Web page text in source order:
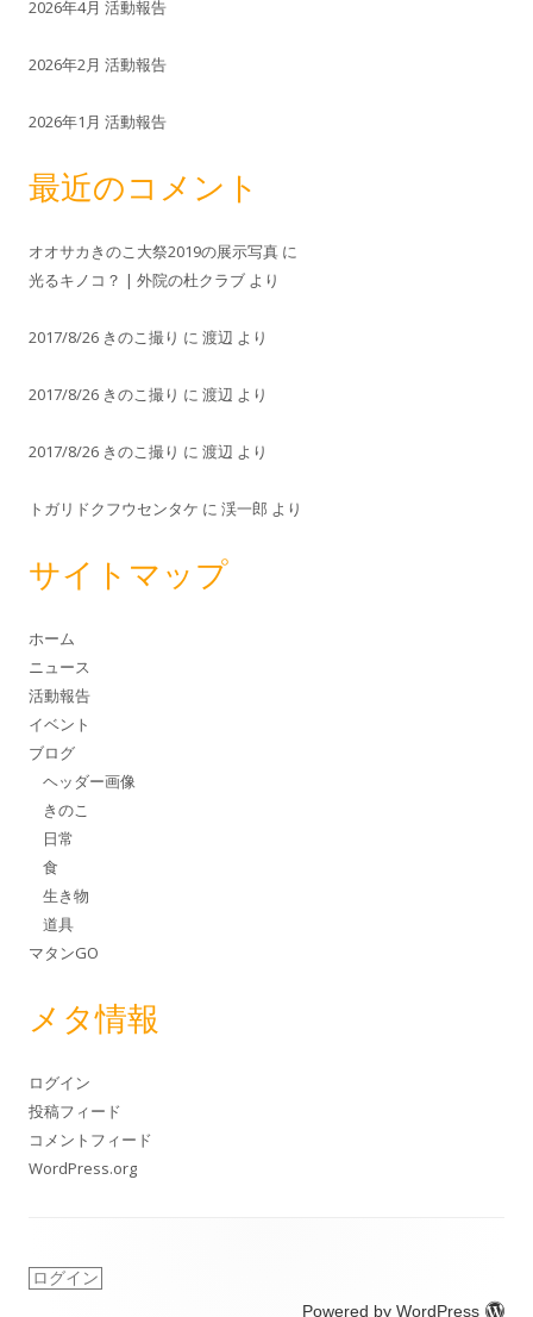
2026年4月 活動報告
2026年2月 活動報告
2026年1月 活動報告
最近のコメント
オオサカきのこ大祭2019の展示写真 に
光るキノコ？ | 外院の杜クラブ より
2017/8/26 きのこ撮り に 渡辺 より
2017/8/26 きのこ撮り に 渡辺 より
2017/8/26 きのこ撮り に 渡辺 より
トガリドクフウセンタケ に 渓一郎 より
サイトマップ
ホーム
ニュース
活動報告
イベント
ブログ
ヘッダー画像
きのこ
日常
食
生き物
道具
マタンGO
メタ情報
ログイン
投稿フィード
コメントフィード
WordPress.org
ログイン
Powered by WordPress